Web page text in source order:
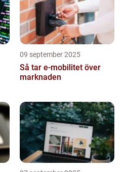
09 september 2025
Så tar e-mobilitet över
marknaden